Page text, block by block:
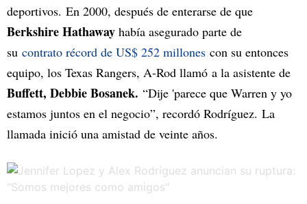
deportivos. En 2000, después de enterarse de que
Berkshire Hathaway había asegurado parte de
su contrato récord de US$ 252 millones con su entonces
equipo, los Texas Rangers, A-Rod llamó a la asistente de
Buffett, Debbie Bosanek. “Dije 'parece que Warren y yo
estamos juntos en el negocio”, recordó Rodríguez. La
llamada inició una amistad de veinte años.